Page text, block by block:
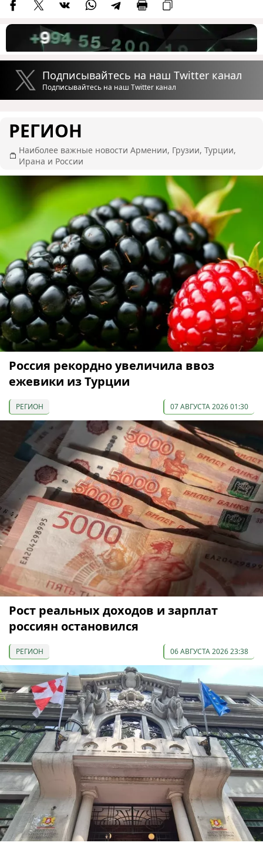
Подписывайтесь на наш Twitter канал
Подписывайтесь на наш Twitter канал
РЕГИОН
Наиболее важные новости Армении, Грузии, Турции,
Ирана и России
Россия рекордно увеличила ввоз
ежевики из Турции
РЕГИОН 07 АВГУСТА 2026 01:30
Рост реальных доходов и зарплат
россиян остановился
РЕГИОН 06 АВГУСТА 2026 23:38